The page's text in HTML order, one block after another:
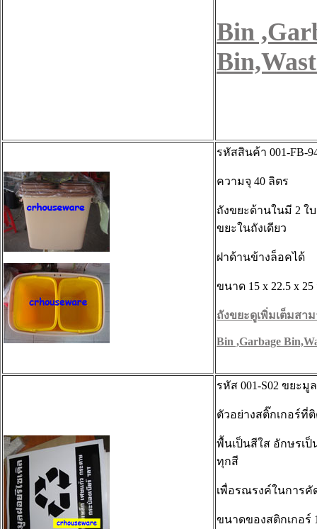
Bin
รหัสสินค้า 001-FB-
ความจุ 40 ลิตร
ถังขยะด้านในมี 2 ใ
ขยะในถังเดียว
ฝาด้านข้างล็อคได้
ขนาด 15 x 22.5 x 25
ถังขยะดูเพิ่มเต็มสา
Bin ,Garbage
รหัส 001-S02 ขยะมู
ตัวอย่างสติ๊กเกอร์ที่
พื้นเป็นสีใส อักษรเ
ทุกสี
เพื่อรณรงค์ในการคั
ขนาดของสติกเกอร์